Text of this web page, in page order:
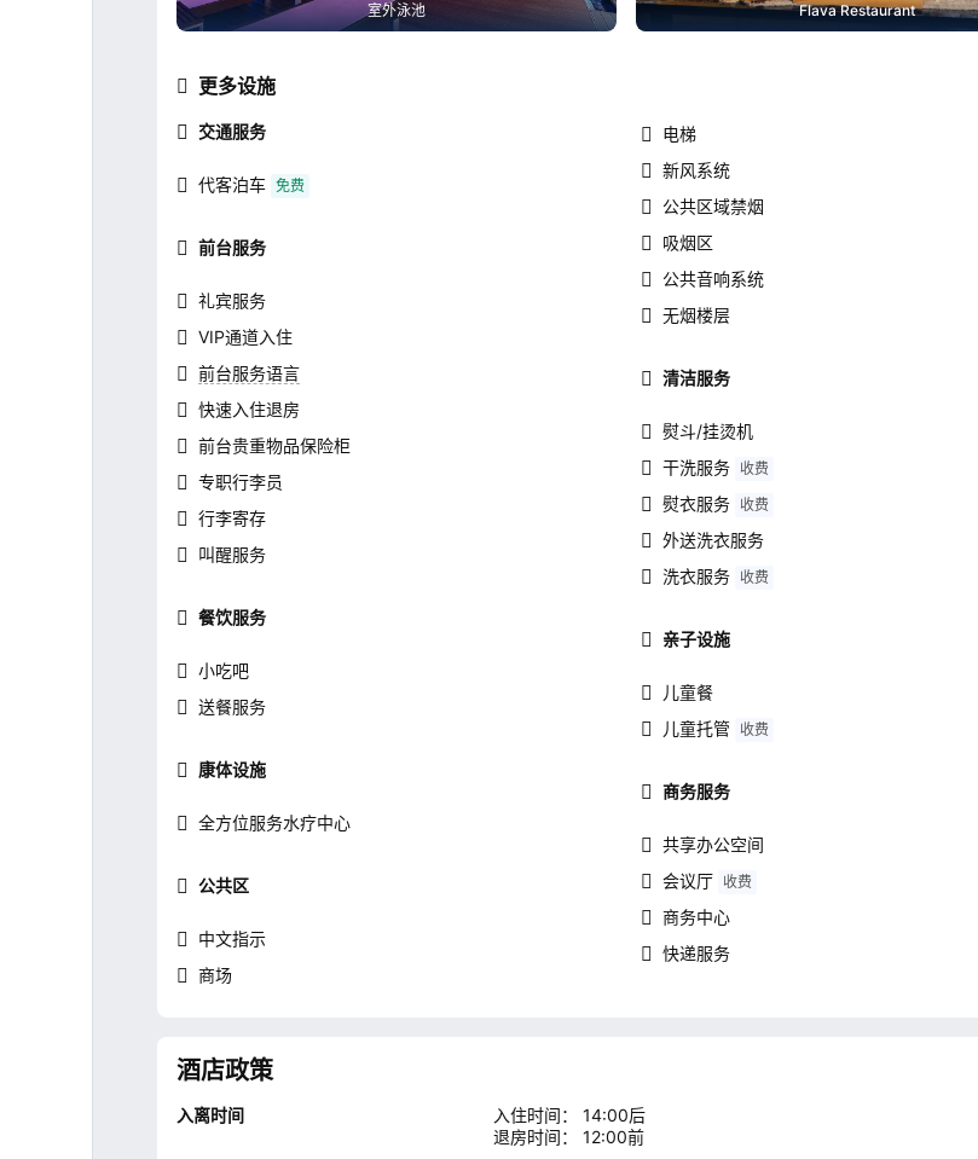
室外泳池 Flava Restaurant
更多设施
交通服务
代客泊车 免费
前台服务
礼宾服务
VIP通道入住
前台服务语言
快速入住退房
前台贵重物品保险柜
专职行李员
行李寄存
叫醒服务
餐饮服务
小吃吧
送餐服务
康体设施
全方位服务水疗中心
公共区
中文指示
商场
电梯
新风系统
公共区域禁烟
吸烟区
公共音响系统
无烟楼层
清洁服务
熨斗/挂烫机
干洗服务 收费
熨衣服务 收费
外送洗衣服务
洗衣服务 收费
亲子设施
儿童餐
儿童托管 收费
商务服务
共享办公空间
会议厅 收费
商务中心
快递服务
酒店政策
入离时间
入住时间： 14:00后
退房时间： 12:00前